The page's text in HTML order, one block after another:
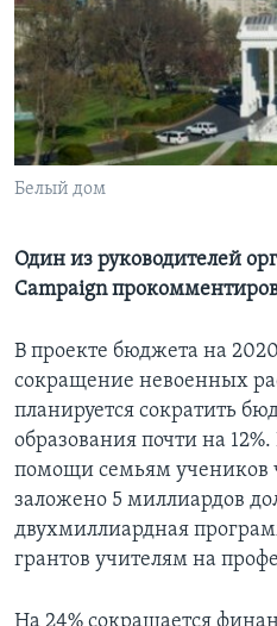
Learning English
СОЦИАЛЬНЫЕ СЕТИ
Белый дом
Один из руководителей
Campaign
В проекте бюджета на
сокращение невоенных
планируется сократить
образования почти на
помощи семьям учеников
заложено 5 миллиардов
двухмиллиардная
грантов учителям на